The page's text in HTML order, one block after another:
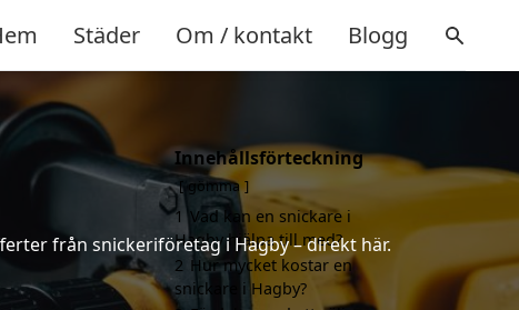
Städer Om / kontakt Blogg
från snickeriföretag i Hagby – direkt här.
Innehållsförteckning
gömma
1 Vad kan en snickare i
Hagby hjälpa till med?
2 Hur mycket kostar en
snickare i Hagby?